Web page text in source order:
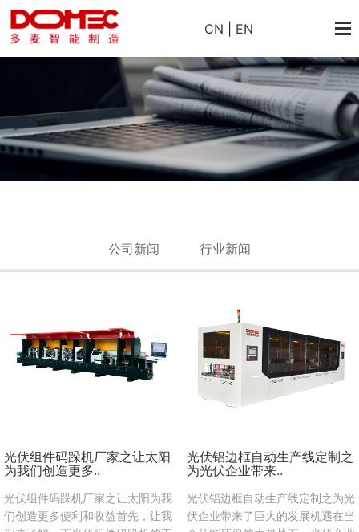
CN EN
公司新闻 行业新闻
光伏组件码跺机厂家之让太阳
为我们创造更多..
光伏组件码跺机厂家之让太阳为我
们创造更多便利和收益首先，让我
光伏铝边框自动生产线定制之
为光伏企业带来..
光伏铝边框自动生产线定制之为光
伏企业带来了巨大的发展机遇在当